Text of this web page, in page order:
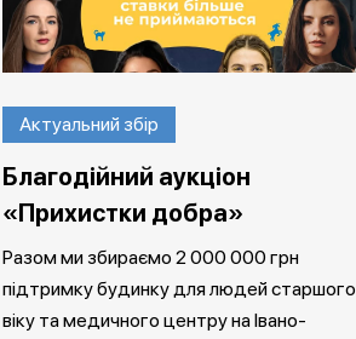
Актуальний збір
Благодійний аукціон
«Прихистки добра»
Разом ми збираємо 2 000 000 грн
підтримку будинку для людей старшого
віку та медичного центру на Івано-